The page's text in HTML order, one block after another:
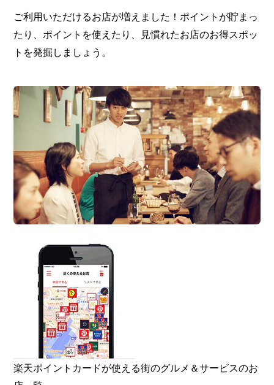
ご利用いただけるお店が増えました！ポイントが貯まっ
たり、ポイントを使えたり、見慣れたお店のお得スポッ
トを発掘しましょう。
楽天ポイントカードが使える街のグルメ＆サービスのお